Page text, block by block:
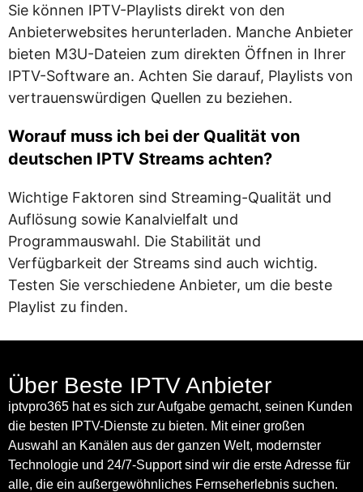
Sie können IPTV-Playlists direkt von den
Anbieterwebsites herunterladen. Manche Anbieter
bieten M3U-Dateien zum direkten Öffnen in Ihrer
IPTV-Software an. Achten Sie darauf, Playlists von
vertrauenswürdigen Quellen zu beziehen.
Worauf muss ich bei der Qualität von
deutschen IPTV Streams achten?
Wichtige Faktoren sind Streaming-Qualität und
Auflösung sowie Kanalvielfalt und
Programmauswahl. Die Stabilität und
Verfügbarkeit der Streams sind auch wichtig.
Testen Sie verschiedene Anbieter, um die beste
Playlist zu finden.
Über Beste IPTV Anbieter
iptvpro365 hat es sich zur Aufgabe gemacht, seinen Kunden
die besten IPTV-Dienste zu bieten. Mit einer großen
Auswahl an Kanälen aus der ganzen Welt, modernster
Technologie und 24/7-Support sind wir die erste Adresse für
alle, die ein außergewöhnliches Fernseherlebnis suchen.